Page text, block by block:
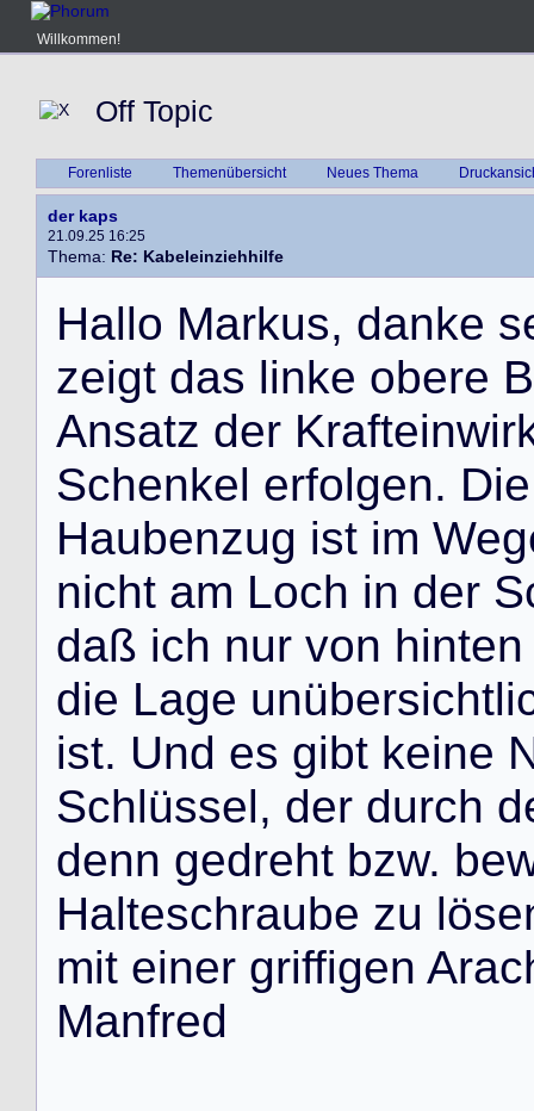
Willkommen!
Off Topic
Forenliste Themenübersicht Neues Thema
der kaps
21.09.25 16:25
Thema: Re: Kabeleinziehhilfe
Hallo Markus, danke s
zeigt das linke obere B
Ansatz der Krafteinwir
Schenkel erfolgen. Die
Haubenzug ist im Weg
nicht am Loch in der S
daß ich nur von hinten
die Lage unübersichtli
ist. Und es gibt keine
Schlüssel, der durch d
denn gedreht bzw. be
Halteschraube zu löse
mit einer griffigen Arac
Manfred